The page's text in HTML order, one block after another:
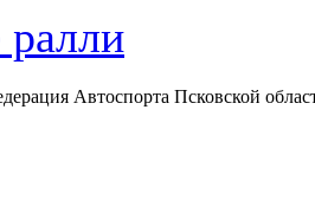
Автоспорта Псковской